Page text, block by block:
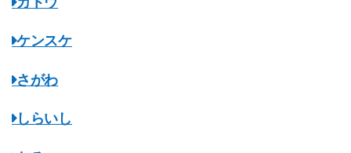
ケンスケ
さがわ
しらいし